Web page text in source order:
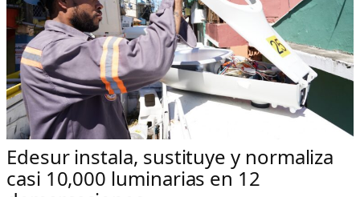
Edesur instala, sustituye y normaliza
casi 10,000 luminarias en 12